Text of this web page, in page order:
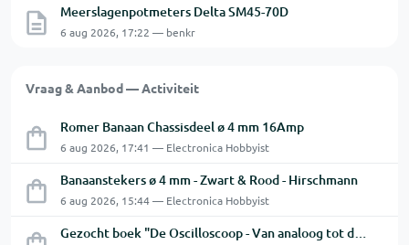
Meerslagenpotmeters Delta SM45-70D
6 aug 2026, 17:22 — benkr
Vraag & Aanbod — Activiteit
Romer Banaan Chassisdeel ø 4 mm 16Amp
6 aug 2026, 17:41 — Electronica Hobbyist
Banaanstekers ø 4 mm - Zwart & Rood - Hirschmann
6 aug 2026, 15:44 — Electronica Hobbyist
Gezocht boek "De Oscilloscoop - Van analoog tot digitaal"